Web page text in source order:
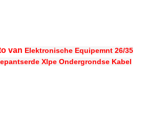
van Elektronische Equipemnt 26/35
Xlpe Ondergrondse Kabel